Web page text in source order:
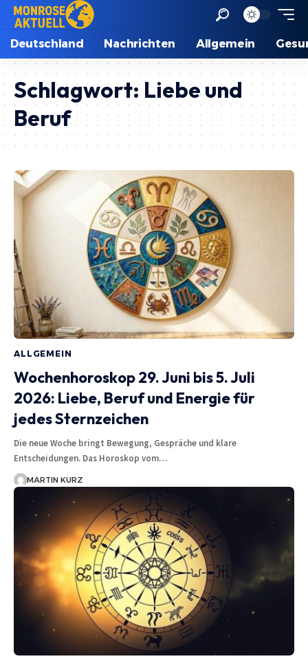
Deutschland Nachrichten Allgemein
Schlagwort: Liebe und
Beruf
ALLGEMEIN
Wochenhoroskop 29. Juni bis 5. Juli
2026: Liebe, Beruf und Energie für
jedes Sternzeichen
Die neue Woche bringt Bewegung, Gespräche und klare
Entscheidungen. Das Horoskop vom…
MARTIN KURZ